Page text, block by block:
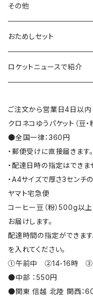
その他
おためしセット
ロケットニュースで紹介
ご注文から営業日4日以内
クロネコゆうパケット（豆
●全国一律：360円
・郵便受けに直接届きます。
・配達日時の指定はできま
・A4サイズで厚さ3センチの
ヤマト宅急便
コーヒー豆（粉）500g以
お届けします。
配達時間の指定ができま
を入れてください。
①午前中 ②14-16時
●中部 ：550円
●関東 信越 北陸 関西：